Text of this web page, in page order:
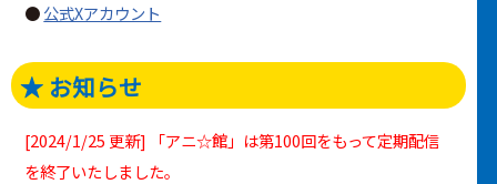
●公式Xアカウント
★ お知らせ
[2024/1/25 更新] 「アニ☆館」は第100回をもって定期配信
を終了いたしました。